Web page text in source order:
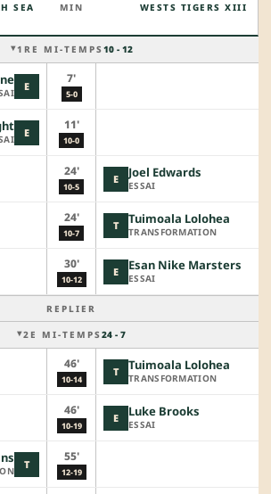
SEA
MIN WESTS TIGERS XIII
1RE MI-TEMPS 10 - 12
E
7'
5-0
E
11'
10-0
24'
10-5
E Joel Edwards
ESSAI
24'
10-7
T Tuimoala Lolohea
TRANSFORMATION
30'
10-12
E Esan Nike Marsters
ESSAI
REPLIER
2E MI-TEMPS 24 - 7
46'
10-14
T Tuimoala Lolohea
TRANSFORMATION
46'
10-19
E Luke Brooks
ESSAI
T
55'
12-19